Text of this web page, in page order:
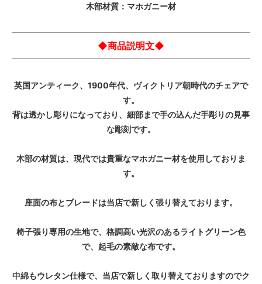
木部材質：マホガニー材
◆商品説明文◆
英国アンティーク、1900年代、ヴィクトリア朝時代のチェアで
す。
背は透かし彫りになっており、細部まで手の込んだ手彫りの見事
な彫刻です。
木部の材質は、現代では貴重なマホガニー材を使用しておりま
す。
座面の布とブレードは当店で新しく張り替えております。
椅子張り専用の生地で、格調高い光沢のあるライトグリーン色
で、起毛の素敵な布です。
中綿もウレタン仕様で、当店で新しく取り替えておりますのでク